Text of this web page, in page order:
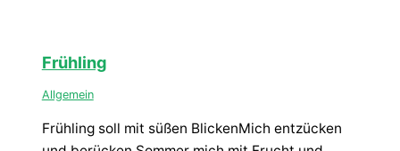
Frühling
Allgemein
Frühling soll mit süßen BlickenMich entzücken